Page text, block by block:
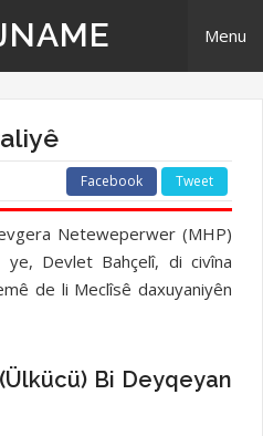
Menu
Facebook Tweet
Neteweperwer (MHP)
Devlet Bahçelî, di civîna
de li Meclîsê daxuyaniyên
Bi Deyqeyan